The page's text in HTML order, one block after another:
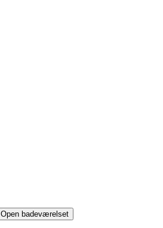
Open badeværelset